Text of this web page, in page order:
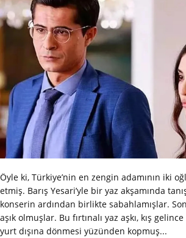
Öyle ki, Türkiye’nin en zengin adamının iki
etmiş. Barış Yesari’yle bir yaz akşamında
konserin ardından birlikte sabahlamışlar.
aşık olmuşlar. Bu fırtınalı yaz aşkı, kış
yurt dışına dönmesi yüzünden kopmuş...